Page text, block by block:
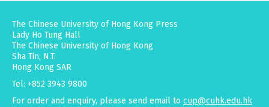
The Chinese University of Hong Kong Press
Lady Ho Tung Hall
The Chinese University of Hong Kong
Sha Tin, N.T.
Hong Kong SAR
Tel: +852 3943 9800
For order and enquiry, please send email to cup@cuhk.edu.hk